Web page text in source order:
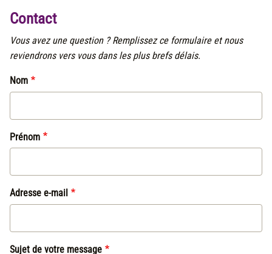
Contact
Vous avez une question ? Remplissez ce formulaire et nous
reviendrons vers vous dans les plus brefs délais.
Nom
Prénom
Adresse e-mail
Sujet de votre message